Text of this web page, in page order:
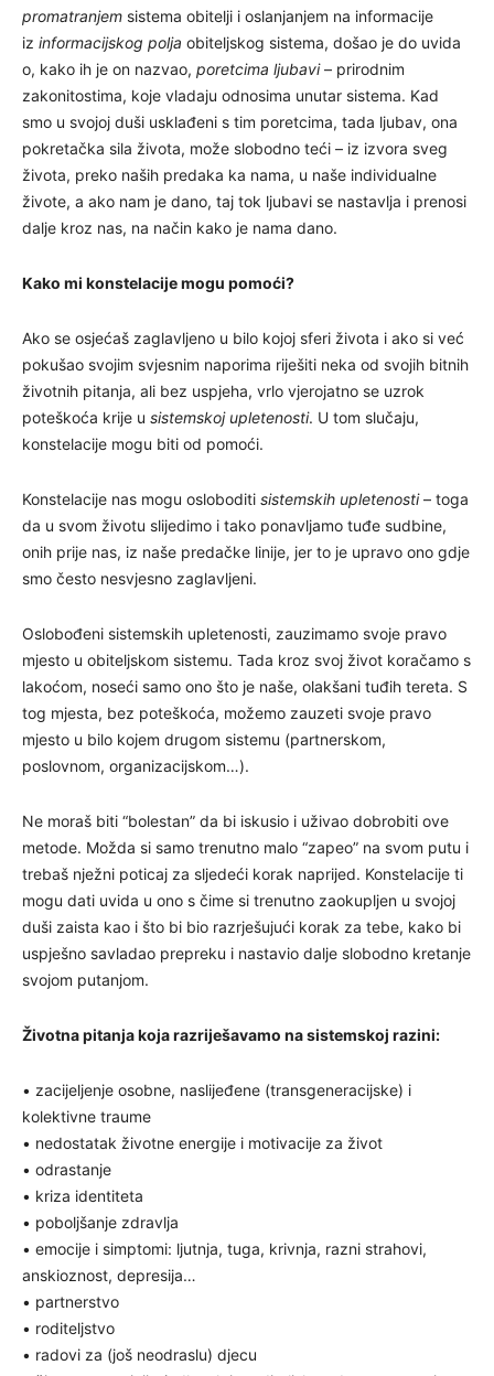
promatranjem sistema obitelji i oslanjanjem na informacije
iz informacijskog polja obiteljskog sistema, došao je do uvida
o, kako ih je on nazvao, poretcima ljubavi– prirodnim
zakonitostima, koje vladaju odnosima unutar sistema. Kad
smo u svojoj duši usklađeni s tim poretcima, tada ljubav, ona
pokretačka sila života, može slobodno teći – iz izvora sveg
života, preko naših predaka ka nama, u naše individualne
živote, a ako nam je dano, taj tok ljubavi se nastavlja i prenosi
dalje kroz nas, na način kako je nama dano.
Kako mi konstelacije mogu pomoći?
Ako se osjećaš zaglavljeno u bilo kojoj sferi života i ako si već
pokušao svojim svjesnim naporima riješiti neka od svojih bitnih
životnih pitanja, ali bez uspjeha, vrlo vjerojatno se uzrok
poteškoća krije u sistemskoj upletenosti. U tom slučaju,
konstelacije mogu biti od pomoći.
Konstelacije nas mogu osloboditi sistemskih upletenosti– toga
da u svom životu slijedimo i tako ponavljamo tuđe sudbine,
onih prije nas, iz naše predačke linije, jer to je upravo ono gdje
smo često nesvjesno zaglavljeni.
Oslobođeni sistemskih upletenosti, zauzimamo svoje pravo
mjesto u obiteljskom sistemu. Tada kroz svoj život koračamo s
lakoćom, noseći samo ono što je naše, olakšani tuđih tereta. S
tog mjesta, bez poteškoća, možemo zauzeti svoje pravo
mjesto u bilo kojem drugom sistemu (partnerskom,
poslovnom, organizacijskom…).
Ne moraš biti “bolestan” da bi iskusio i uživao dobrobiti ove
metode. Možda si samo trenutno malo “zapeo” na svom putu i
trebaš nježni poticaj za sljedeći korak naprijed. Konstelacije ti
mogu dati uvida u ono s čime si trenutno zaokupljen u svojoj
duši zaista kao i što bi bio razrješujući korak za tebe, kako bi
uspješno savladao prepreku i nastavio dalje slobodno kretanje
svojom putanjom.
Životna pitanja koja razriješavamo na sistemskoj razini:
• zacijeljenje osobne, naslijeđene (transgeneracijske) i
kolektivne traume
• nedostatak životne energije i motivacije za život
• odrastanje
• kriza identiteta
• poboljšanje zdravlja
• emocije i simptomi: ljutnja, tuga, krivnja, razni strahovi,
anskioznost, depresija…
• partnerstvo
• roditeljstvo
• radovi za (još neodraslu) djecu